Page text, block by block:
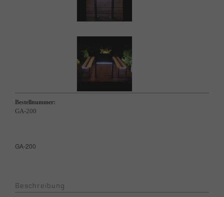
Bestellnummer:
GA-200
GA-200
Beschreibung